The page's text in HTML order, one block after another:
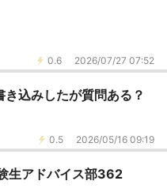
0.6 2026/07/27 07:52
込みしたが質問ある？
0.5 2026/05/16 09:19
生アドバイス部362